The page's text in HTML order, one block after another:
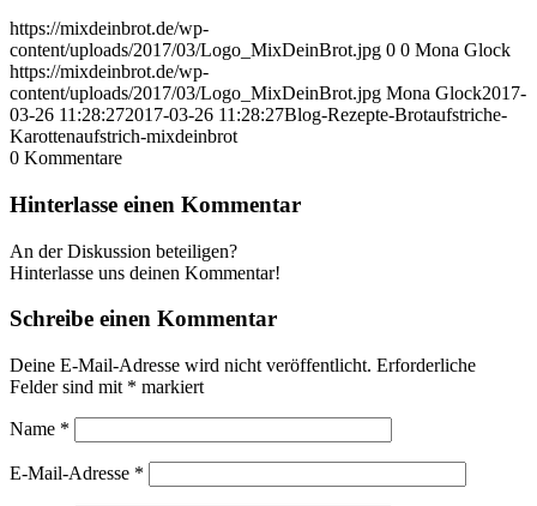
https://mixdeinbrot.de/wp-
content/uploads/2017/03/Logo_MixDeinBrot.jpg 0 0 Mona Glock
https://mixdeinbrot.de/wp-
content/uploads/2017/03/Logo_MixDeinBrot.jpg Mona Glock2017-
03-26 11:28:272017-03-26 11:28:27Blog-Rezepte-Brotaufstriche-
Karottenaufstrich-mixdeinbrot
0 Kommentare
Hinterlasse einen Kommentar
An der Diskussion beteiligen?
Hinterlasse uns deinen Kommentar!
Schreibe einen Kommentar
Deine E-Mail-Adresse wird nicht veröffentlicht. Erforderliche
Felder sind mit * markiert
Name *
E-Mail-Adresse *